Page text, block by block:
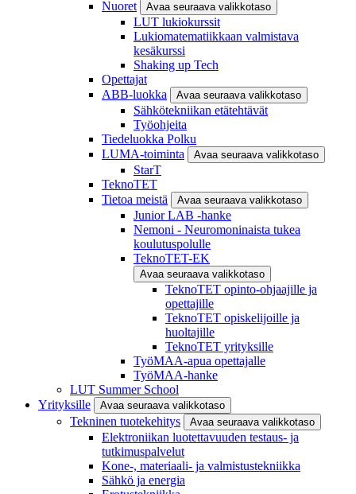
Nuoret
Avaa seuraava valikkotaso
LUT lukiokurssit
Lukiomatematiikkaan valmistava
kesäkurssi
Shaking up Tech
Opettajat
ABB-luokka
Avaa seuraava valikkotaso
Sähkötekniikan etätehtävät
Työohjeita
Tiedeluokka Polku
LUMA-toiminta
Avaa seuraava valikkotaso
StarT
TeknoTET
Tietoa meistä
Avaa seuraava valikkotaso
Junior LAB -hanke
Nemoni - Neuromoninaista tukea
koulutuspolulle
TeknoTET-EK
Avaa seuraava valikkotaso
TeknoTET opinto-ohjaajille ja
opettajille
TeknoTET opiskelijoille ja
huoltajille
TeknoTET yrityksille
TyöMAA-apua opettajalle
TyöMAA-hanke
LUT Summer School
Yrityksille
Avaa seuraava valikkotaso
Tekninen tuotekehitys Avaa seuraava valikkotaso
Elektroniikan luotettavuuden testaus- ja
tutkimuspalvelut
Kone-, materiaali- ja valmistustekniikka
Sähkö ja energia